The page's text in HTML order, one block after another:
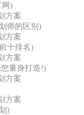
网)
方案
师的区别)
方案
十排名)
方案
量身打造!)
方案
方案
)